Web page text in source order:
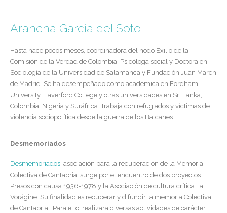
Arancha García del Soto
Hasta hace pocos meses, coordinadora del nodo Exilio de la
Comisión de la Verdad de Colombia. Psicóloga social y Doctora en
Sociología de la Universidad de Salamanca y Fundación Juan March
de Madrid. Se ha desempeñado como académica en Fordham
University, Haverford College y otras universidades en Sri Lanka,
Colombia, Nigeria y Suráfrica. Trabaja con refugiados y víctimas de
violencia sociopolítica desde la guerra de los Balcanes.
Desmemoriados
Desmemoriados, asociación para la recuperación de la Memoria
Colectiva de Cantabria, surge por el encuentro de dos proyectos:
Presos con causa 1936-1978 y la Asociación de cultura crítica La
Vorágine. Su finalidad es recuperar y difundir la memoria Colectiva
de Cantabria. Para ello, realizara diversas actividades de carácter